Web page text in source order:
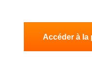
Accéder à la